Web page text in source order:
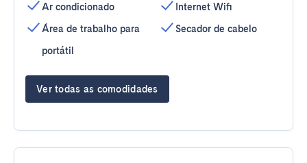
Ar condicionado
Área de trabalho para
portátil
Internet Wifi
Secador de cabelo
Ver todas as comodidades